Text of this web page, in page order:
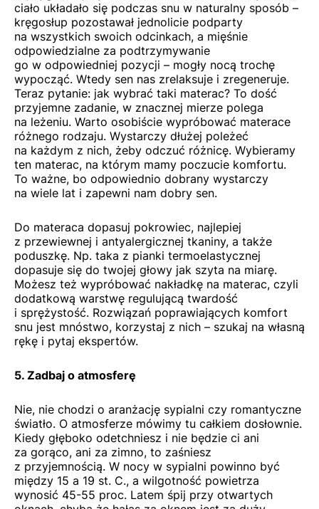
ciało układało się podczas snu w naturalny sposób –
kręgosłup pozostawał jednolicie podparty
na wszystkich swoich odcinkach, a mięśnie
odpowiedzialne za podtrzymywanie
go w odpowiedniej pozycji – mogły nocą trochę
wypocząć. Wtedy sen nas zrelaksuje i zregeneruje.
Teraz pytanie: jak wybrać taki materac? To dość
przyjemne zadanie, w znacznej mierze polega
na leżeniu. Warto osobiście wypróbować materace
różnego rodzaju. Wystarczy dłużej poleżeć
na każdym z nich, żeby odczuć różnicę. Wybieramy
ten materac, na którym mamy poczucie komfortu.
To ważne, bo odpowiednio dobrany wystarczy
na wiele lat i zapewni nam dobry sen.
Do materaca dopasuj pokrowiec, najlepiej
z przewiewnej i antyalergicznej tkaniny, a także
poduszkę. Np. taka z pianki termoelastycznej
dopasuje się do twojej głowy jak szyta na miarę.
Możesz też wypróbować nakładkę na materac, czyli
dodatkową warstwę regulującą twardość
i sprężystość. Rozwiązań poprawiających komfort
snu jest mnóstwo, korzystaj z nich – szukaj na własną
rękę i pytaj ekspertów.
5. Zadbaj o atmosferę
Nie, nie chodzi o aranżację sypialni czy romantyczne
światło. O atmosferze mówimy tu całkiem dosłownie.
Kiedy głęboko odetchniesz i nie będzie ci ani
za gorąco, ani za zimno, to zaśniesz
z przyjemnością. W nocy w sypialni powinno być
między 15 a 19 st. C., a wilgotność powietrza
wynosić 45-55 proc. Latem śpij przy otwartych